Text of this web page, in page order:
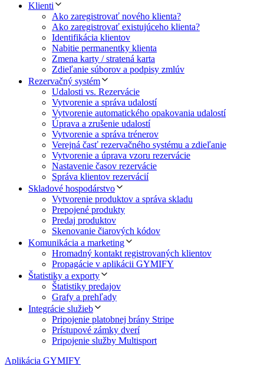
Klienti
Ako zaregistrovať nového klienta?
Ako zaregistrovať existujúceho klienta?
Identifikácia klientov
Nabitie permanentky klienta
Zmena karty / stratená karta
Zdieľanie súborov a podpisy zmlúv
Rezervačný systém
Udalosti vs. Rezervácie
Vytvorenie a správa udalostí
Vytvorenie automatického opakovania udalostí
Úprava a zrušenie udalostí
Vytvorenie a správa trénerov
Verejná časť rezervačného systému a zdieľanie
Vytvorenie a úprava vzoru rezervácie
Nastavenie časov rezervácie
Správa klientov rezervácií
Skladové hospodárstvo
Vytvorenie produktov a správa skladu
Prepojené produkty
Predaj produktov
Skenovanie čiarových kódov
Komunikácia a marketing
Hromadný kontakt registrovaných klientov
Propagácie v aplikácii GYMIFY
Štatistiky a exporty
Štatistiky predajov
Grafy a prehľady
Integrácie služieb
Pripojenie platobnej brány Stripe
Prístupové zámky dverí
Pripojenie služby Multisport
Aplikácia GYMIFY